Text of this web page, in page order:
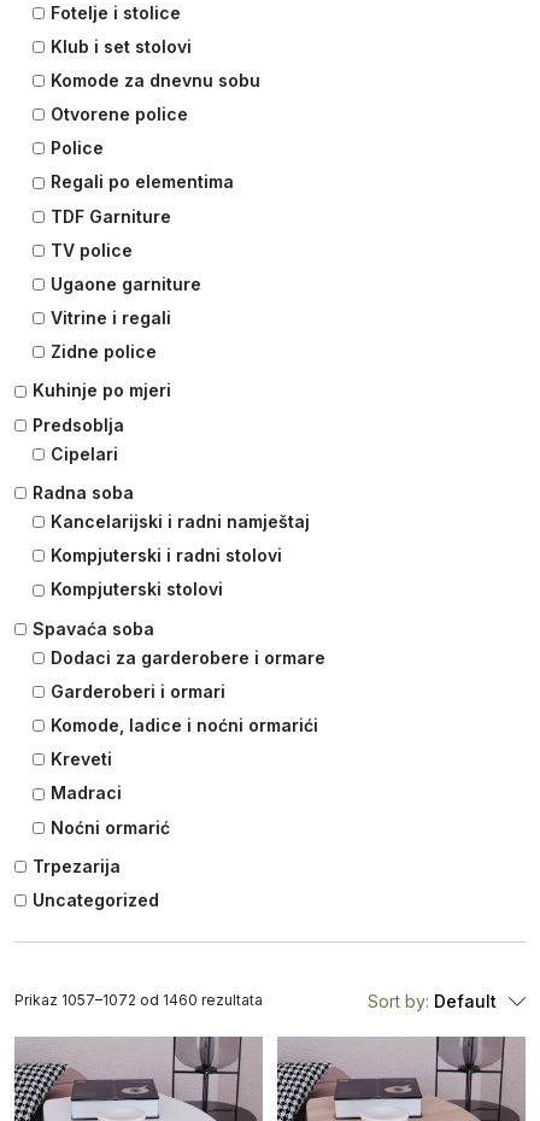
Fotelje i stolice
Klub i set stolovi
Komode za dnevnu sobu
Otvorene police
Police
Regali po elementima
TDF Garniture
TV police
Ugaone garniture
Vitrine i regali
Zidne police
Kuhinje po mjeri
Predsoblja
Cipelari
Radna soba
Kancelarijski i radni namještaj
Kompjuterski i radni stolovi
Kompjuterski stolovi
Spavaća soba
Dodaci za garderobere i ormare
Garderoberi i ormari
Komode, ladice i noćni ormarići
Kreveti
Madraci
Noćni ormarić
Trpezarija
Uncategorized
Sort by: Default
Prikaz 1057–1072 od 1460 rezultata